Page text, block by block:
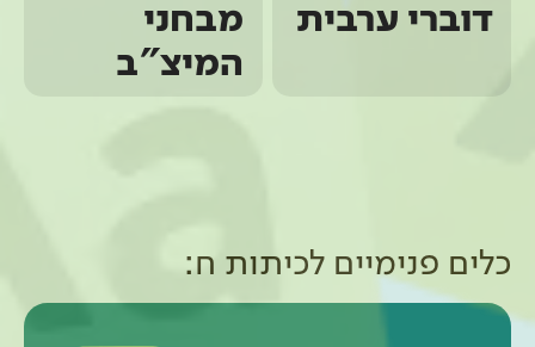
דוברי ערבית
מבחני
המיצ"ב
כלים פנימיים לכיתות ח: